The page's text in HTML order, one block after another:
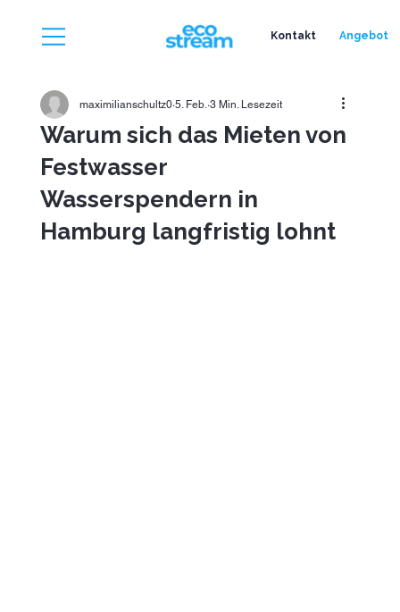
Kontakt Angebot
Warum sich das Mieten von
Festwasser
Wasserspendern in
Hamburg langfristig lohnt
maximilianschultz0 5. Feb. 3 Min. Lesezeit